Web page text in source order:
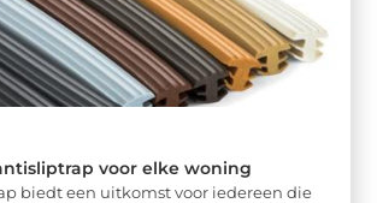
voor elke woning
biedt een uitkomst voor iedereen die